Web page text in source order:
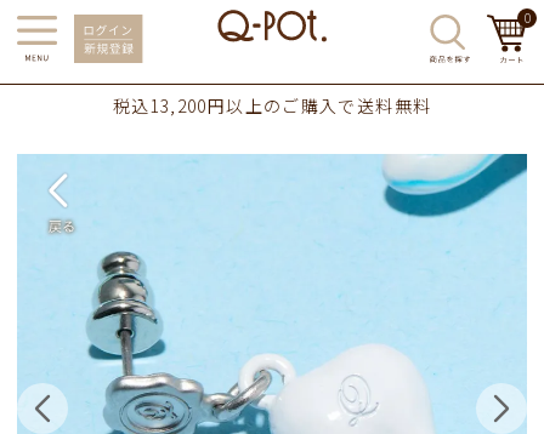
0
税込13,200円以上のご購入で送料無料